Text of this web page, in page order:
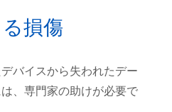
損傷
バイスから失われたデー
、専門家の助けが必要で